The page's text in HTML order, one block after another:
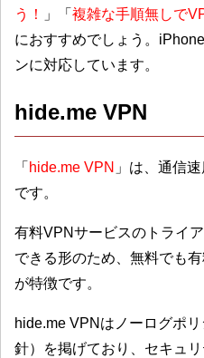
う！
」「 複雑な手順無しで
におすすめでしょう。
ンに対応しています。
hide.me VPN
「 hide.me VPN 」は、通信
です。
有料VPNサービスのトライ
できる形のため、無料でも
が特徴です。
hide.me VPNはノーログポ
針）を掲げており、セキュ